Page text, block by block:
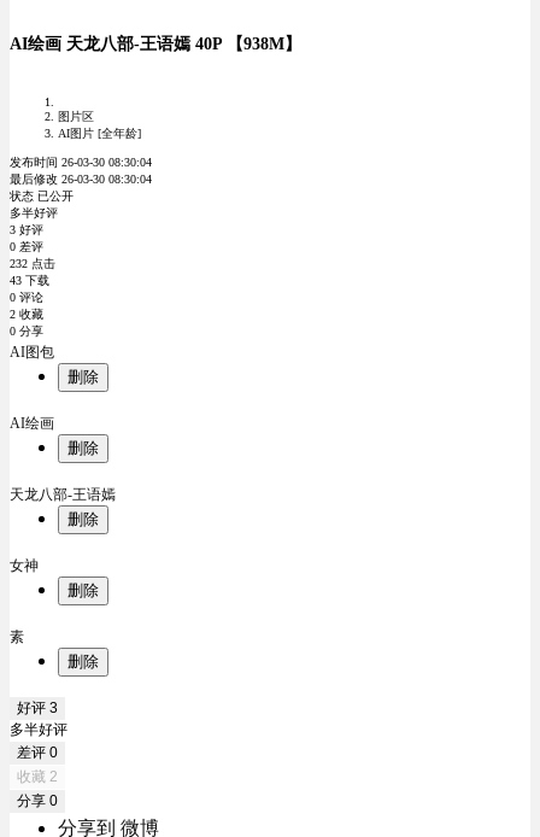
AI绘画 天龙八部-王语嫣 40P 【938M】
图片区
AI图片 [全年龄]
发布时间 26-03-30 08:30:04
最后修改 26-03-30 08:30:04
状态 已公开
多半好评
3 好评
0 差评
232 点击
43 下载
0 评论
2 收藏
0 分享
AI图包
删除
AI绘画
删除
天龙八部-王语嫣
删除
女神
删除
素
删除
好评 3
多半好评
差评 0
收藏 2
分享 0
分享到 微博